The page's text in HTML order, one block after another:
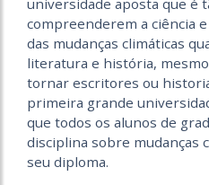
compreenderem a ciência
das mudanças climáticas
literatura e história,
tornar escritores ou
primeira grande
que todos os alunos de
disciplina sobre mudanças
seu diploma.